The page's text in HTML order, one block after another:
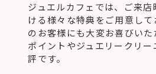
ジュエルカフェでは、ご来
ける様々な特典をご用意して
のお客様にも大変お喜びい
ポイントやジュエリークリ
評です。